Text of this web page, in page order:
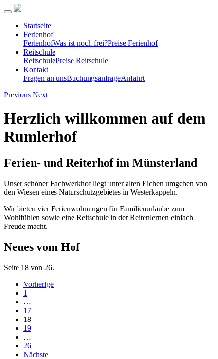
Startseite
Ferienhof
FerienhofWas ist noch frei?Preise Ferienhof
Reitschule
ReitschulePreise Reitschule
Kontakt
Fragen an unsBuchungsanfrageAnfahrt
Previous Next
Herzlich willkommen auf dem
Rumlerhof
Ferien- und Reiterhof im Münsterland
Unser schöner Fachwerkhof liegt unter alten Eichen umgeben von
den Wiesen eines Naturschutzgebietes in Westerkappeln.
Wir bieten vier Ferienwohnungen für Familienurlaube zum
Wohlfühlen sowie eine Reitschule in der Reitenlernen einfach
Freude macht.
Neues vom Hof
Seite 18 von 26.
Vorherige
1
…
17
18
19
…
26
Nächste